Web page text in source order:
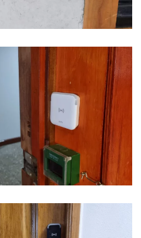
Ver Foto